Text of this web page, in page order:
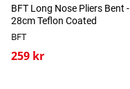
BFT Long Nose Pliers Bent -
28cm Teflon Coated
BFT
259 kr